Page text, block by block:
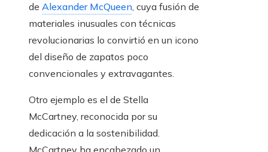
de Alexander McQueen, cuya fusión de
materiales inusuales con técnicas
revolucionarias lo convirtió en un icono
del diseño de zapatos poco
convencionales y extravagantes.
Otro ejemplo es el de Stella
McCartney, reconocida por su
dedicación a la sostenibilidad.